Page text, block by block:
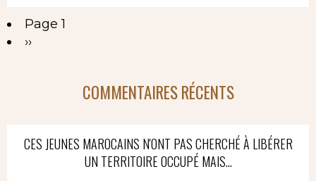
Pagination
Page 1
Page
››
COMMENTAIRES RÉCENTS
CES JEUNES MAROCAINS N'ONT PAS CHERCHÉ À LIBÉRER
UN TERRITOIRE OCCUPÉ MAIS...